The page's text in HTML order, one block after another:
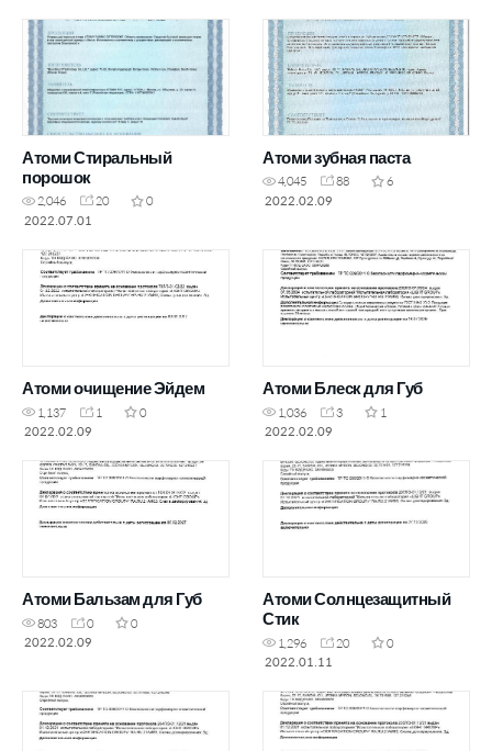
Атоми Стиральный
порошок
2,046 20
0
2022.07.01
Атоми зубная паста
4,045 88
6
2022.02.09
Атоми очищение Эйдем
1,137 1
0
2022.02.09
Атоми Блеск для Губ
1,036 3
1
2022.02.09
Атоми Бальзам для Губ
803 0
0
2022.02.09
Атоми Солнцезащитный
Стик
1,296 20
0
2022.01.11